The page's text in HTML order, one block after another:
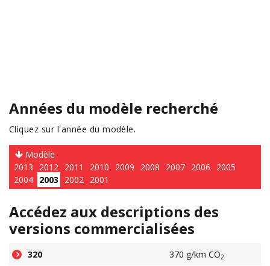
Années du modèle recherché
Cliquez sur l'année du modèle.
Modèle
2013
2012 2011 2010 2009 2008 2007 2006
2005
2004 2003 2002 2001
Accédez aux descriptions des
versions commercialisées
320 370 g/km CO2